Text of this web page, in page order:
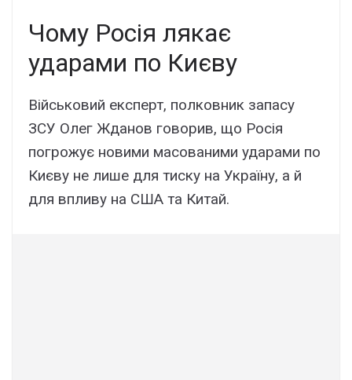
Чому Росія лякає
ударами по Києву
Військовий експерт, полковник запасу
ЗСУ Олег Жданов говорив, що Росія
погрожує новими масованими ударами по
Києву не лише для тиску на Україну, а й
для впливу на США та Китай.